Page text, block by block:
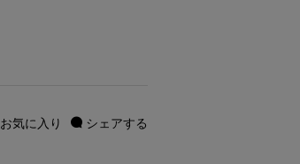
シェアする
お気に入り